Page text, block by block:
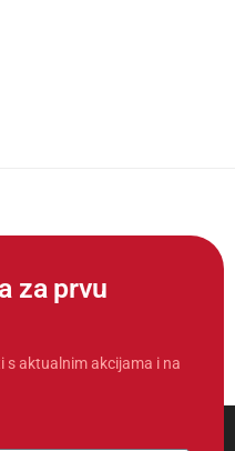
za prvu
s aktualnim akcijama i na